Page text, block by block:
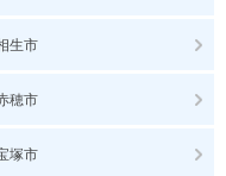
生市
穂市
塚市